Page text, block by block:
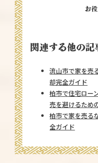
お
関連する他の
流山市で家を売
却完全ガイド
柏市で住宅ロー
売を避けるため
柏市で家を売る
全ガイド